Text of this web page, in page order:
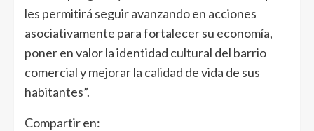
les permitirá seguir avanzando en acciones
asociativamente para fortalecer su economía,
poner en valor la identidad cultural del barrio
comercial y mejorar la calidad de vida de sus
habitantes”.
Compartir en: